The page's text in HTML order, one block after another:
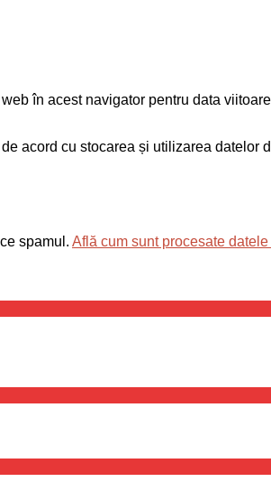
în acest navigator pentru data
acord cu stocarea și utilizarea datelor
spamul. Află cum sunt procesate